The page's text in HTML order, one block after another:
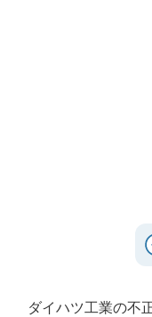
ダイハツ工業の不